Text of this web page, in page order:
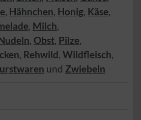
, Hähnchen, Honig, Käse,
, Milch,
, Obst, Pilze,
, Rehwild, Wildfleisch,
und Zwiebeln